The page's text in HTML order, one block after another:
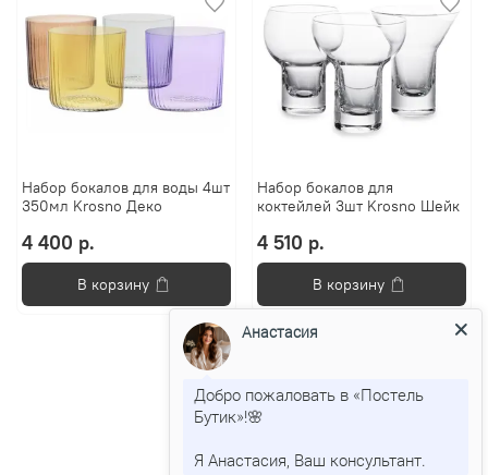
Набор бокалов для воды 4шт
350мл Krosno Деко
4 400 р.
В корзину
Набор бокалов для
коктейлей 3шт Krosno Шейк
4 510 р.
В корзину
Показать еще
1 2
Анастасия
Добро пожаловать в «Постель
Бутик»!🌸
Я Анастасия, Ваш консультант.